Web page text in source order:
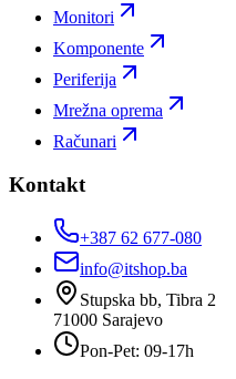
Monitori
Komponente
Periferija
Mrežna oprema
Računari
Kontakt
+387 62 677-080
info@itshop.ba
Stupska bb, Tibra 2
71000 Sarajevo
Pon-Pet: 09-17h